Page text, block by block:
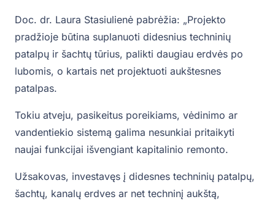
Doc. dr. Laura Stasiulienė pabrėžia: „Projekto
pradžioje būtina suplanuoti didesnius techninių
patalpų ir šachtų tūrius, palikti daugiau erdvės po
lubomis, o kartais net projektuoti aukštesnes
patalpas.
Tokiu atveju, pasikeitus poreikiams, vėdinimo ar
vandentiekio sistemą galima nesunkiai pritaikyti
naujai funkcijai išvengiant kapitalinio remonto.
Užsakovas, investavęs į didesnes techninių patalpų,
šachtų, kanalų erdves ar net techninį aukštą,